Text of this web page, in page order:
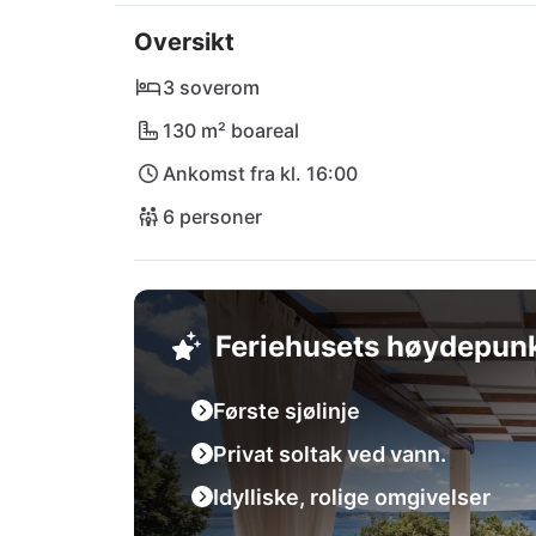
27 km unna for å bli besøkt av deg.
Konoba Čapa - begge bare noen få
blandingen av fred og opplevelser!
Oversikt
3 soverom
130 m² boareal
Ankomst fra kl. 16:00
6 personer
Feriehusets
Første sjølinje
Privat soltak ved vann.
Idylliske, rolige omgivelser